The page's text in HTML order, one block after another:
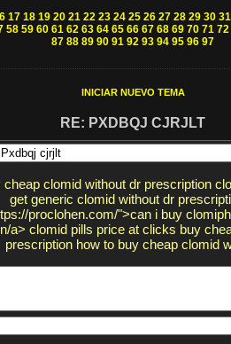
17 18 19 20 21 22 23 24 25 26 27 28 29 30 31
58 59 60 61 62 63 64 65 66 67 68 69 70 71 72
87 88 89 90 91 92 93 94 95 96 97
INICIAR NUEVO TEMA
RE: PXDBQJ CJRJLT
cheap clomid without dr prescription
get generic clomid without dr
proclohen.com/">can i buy
a> clomid pills price at clicks buy
prescription how to buy cheap clomid